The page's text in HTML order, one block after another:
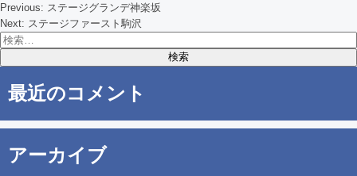
投
稿
ビ
ゲ
ー
Previous: ステージグランデ神楽坂
Next: ステージファースト駒沢
検
索:
最近のコメント
アーカイブ